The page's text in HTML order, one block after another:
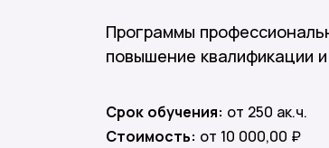
Программы
повышение квалификации
Срок обучения: от 250 ак.ч.
Стоимость: от 10 000,00 ₽